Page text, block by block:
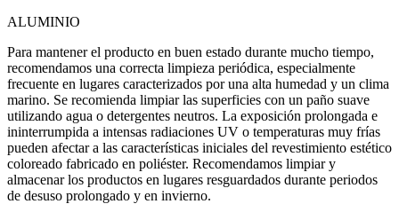
ALUMINIO
Para mantener el producto en buen estado durante mucho tiempo,
recomendamos una correcta limpieza periódica, especialmente
frecuente en lugares caracterizados por una alta humedad y un clima
marino. Se recomienda limpiar las superficies con un paño suave
utilizando agua o detergentes neutros. La exposición prolongada e
ininterrumpida a intensas radiaciones UV o temperaturas muy frías
pueden afectar a las características iniciales del revestimiento estético
coloreado fabricado en poliéster. Recomendamos limpiar y
almacenar los productos en lugares resguardados durante periodos
de desuso prolongado y en invierno.